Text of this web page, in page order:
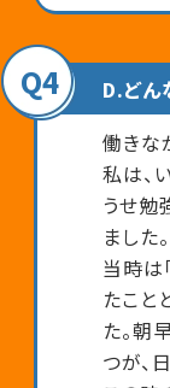
Q4
D.どん
働きな
私は、
うせ勉
ました
当時は
たこと
た。朝
つが、